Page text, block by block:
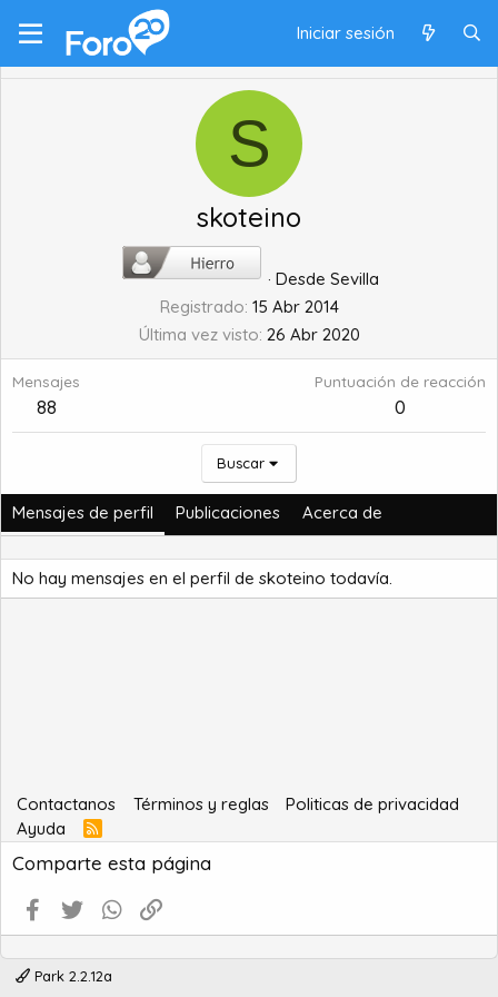
Iniciar sesión
S
skoteino
· Desde Sevilla
Registrado 15 Abr 2014
Última vez visto 26 Abr 2020
Mensajes
88
Puntuación de reacción
0
Buscar
Mensajes de perfil Publicaciones Acerca de
No hay mensajes en el perfil de skoteino todavía.
Contactanos Términos y reglas
Politicas de privacidad
Ayuda
R
S
S
Comparte esta página
Facebook
Twitter WhatsApp
Park 2.2.12a